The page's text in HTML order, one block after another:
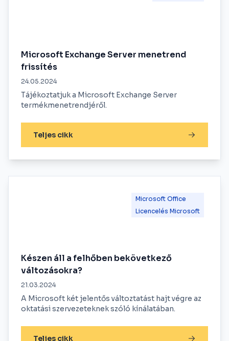
Microsoft Exchange Server menetrend
frissítés
24.05.2024
Tájékoztatjuk a Microsoft Exchange Server
termékmenetrendjéről.
Teljes cikk
Microsoft Office
Licencelés Microsoft
Készen áll a felhőben bekövetkező
változásokra?
21.03.2024
A Microsoft két jelentős változtatást hajt végre az
oktatási szervezeteknek szóló kínálatában.
Teljes cikk